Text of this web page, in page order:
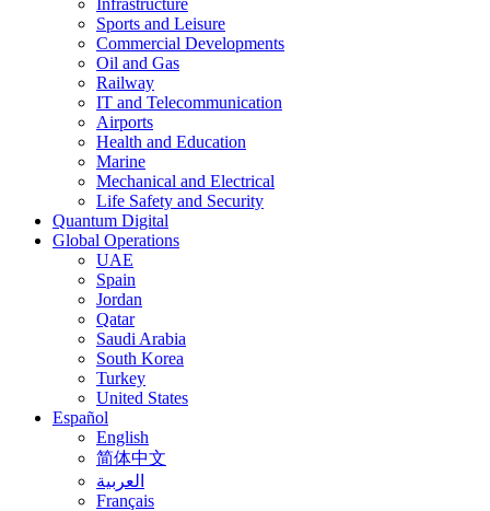
Infrastructure
Sports and Leisure
Commercial Developments
Oil and Gas
Railway
IT and Telecommunication
Airports
Health and Education
Marine
Mechanical and Electrical
Life Safety and Security
Quantum Digital
Global Operations
UAE
Spain
Jordan
Qatar
Saudi Arabia
South Korea
Turkey
United States
Español
English
简体中文
العربية
Français